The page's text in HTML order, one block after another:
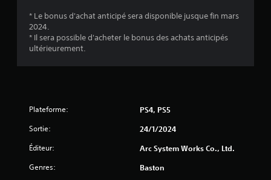
* Le bonus d'achat anticipé sera disponible jusque fin mars
2024.
* Il sera possible d'acheter le bonus des achats anticipés
ultérieurement.
Plateforme: PS4, PS5
Sortie: 24/1/2024
Éditeur: Arc System Works Co., Ltd.
Genres: Baston